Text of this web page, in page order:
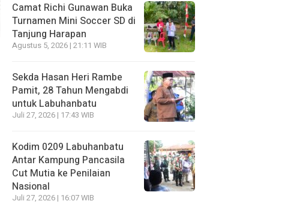
Camat Richi Gunawan Buka
Turnamen Mini Soccer SD di
Tanjung Harapan
Agustus 5, 2026 | 21:11 WIB
Sekda Hasan Heri Rambe
Pamit, 28 Tahun Mengabdi
untuk Labuhanbatu
Juli 27, 2026 | 17:43 WIB
Kodim 0209 Labuhanbatu
Antar Kampung Pancasila
Cut Mutia ke Penilaian
Nasional
Juli 27, 2026 | 16:07 WIB